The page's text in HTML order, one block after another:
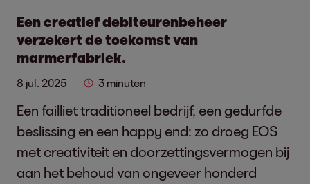
Een creatief debiteurenbeheer
verzekert de toekomst van
marmerfabriek.
8 jul. 2025 3 minuten
Een failliet traditioneel bedrijf, een gedurfde
beslissing en een happy end: zo droeg EOS
met creativiteit en doorzettingsvermogen bij
aan het behoud van ongeveer honderd